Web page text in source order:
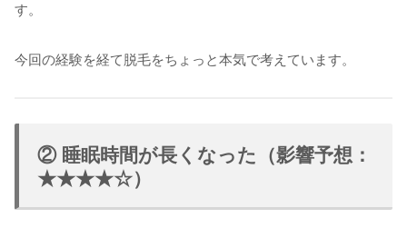
す。
今回の経験を経て脱毛をちょっと本気で考えています。
② 睡眠時間が長くなった（影響予想：
★★★★☆）